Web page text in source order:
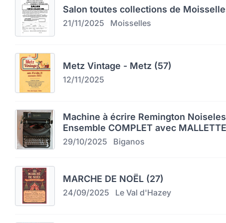
Salon toutes collections de
21/11/2025 Moisselles
Metz Vintage - Metz (57)
12/11/2025
Machine à écrire Remington
Ensemble COMPLET avec
29/10/2025 Biganos
MARCHE DE NOËL (27)
24/09/2025 Le Val d'Hazey